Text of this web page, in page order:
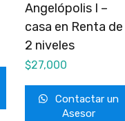
Angelópolis I –
casa en Renta de
2 niveles
$27,000
Contactar un
Asesor